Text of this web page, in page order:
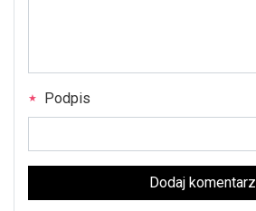
Podpis
Dodaj komentarz